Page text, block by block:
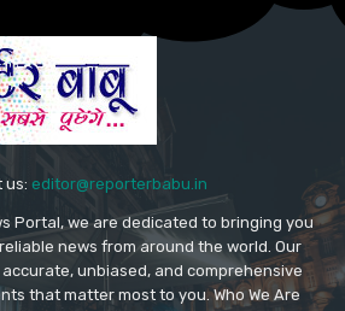
us: editor@reporterbabu.in
Portal, we are dedicated to bringing you
news from around the world. Our
unbiased, and comprehensive
that matter most to you. Who We Are